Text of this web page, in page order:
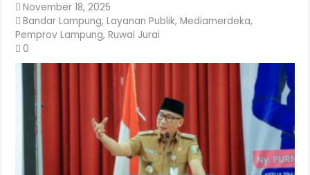
November 18, 2025
Bandar Lampung,Layanan Publik,Mediamerdeka,
Pemprov Lampung,Ruwai Jurai
0